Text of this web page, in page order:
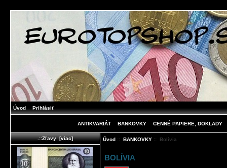
Úvod Prihlásiť
ANTIKVARIÁT BANKOVKY CENNÉ PAPIERE, DOKLADY
.::Zľavy [viac] Úvod:: BANKOVKY:: Bolívia
BOLÍVIA